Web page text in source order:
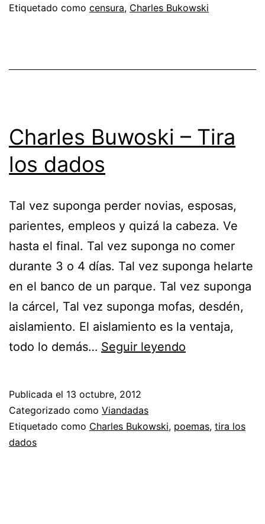
Etiquetado como censura, Charles Bukowski
Charles Buwoski – Tira
los dados
Tal vez suponga perder novias, esposas,
parientes, empleos y quizá la cabeza. Ve
hasta el final. Tal vez suponga no comer
durante 3 o 4 días. Tal vez suponga helarte
en el banco de un parque. Tal vez suponga
la cárcel, Tal vez suponga mofas, desdén,
aislamiento. El aislamiento es la ventaja,
todo lo demás… Seguir leyendo
los
Publicada el 13 octubre, 2012
Categorizado como Viandadas
Etiquetado como Charles Bukowski, poemas, tira los
dados